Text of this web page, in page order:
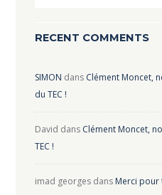
RECENT COMMENTS
SIMON dans Clément Moncet,
du TEC !
David dans Clément Moncet,
TEC !
imad georgesdans Merci pour